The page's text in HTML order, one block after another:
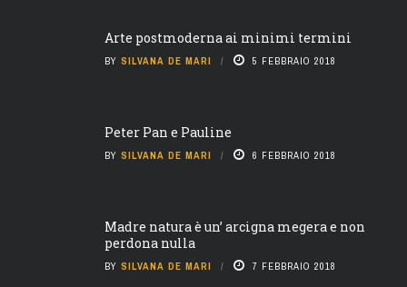
Arte postmoderna ai minimi termini
BY SILVANA DE MARI 5 FEBBRAIO 2018
Peter Pan e Pauline
BY SILVANA DE MARI 6 FEBBRAIO 2018
Madre natura è un’ arcigna megera e non
perdona nulla
BY SILVANA DE MARI 7 FEBBRAIO 2018